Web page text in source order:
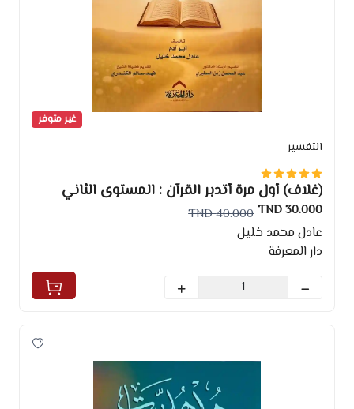
غير متوفر
التفسير
(غلاف) أول مرة أتدبر القرآن : المستوى الثاني
30.000 TND
40.000 TND
عادل محمد خليل
دار المعرفة